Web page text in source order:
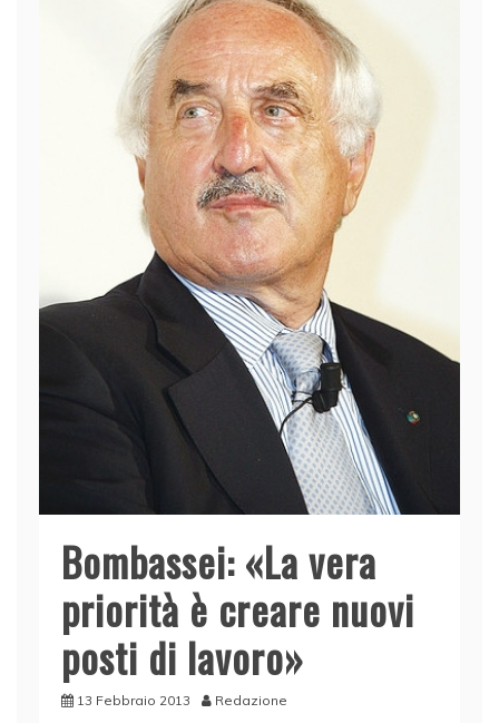
Bombassei: «La vera
priorità è creare nuovi
posti di lavoro»
13 Febbraio 2013 Redazione